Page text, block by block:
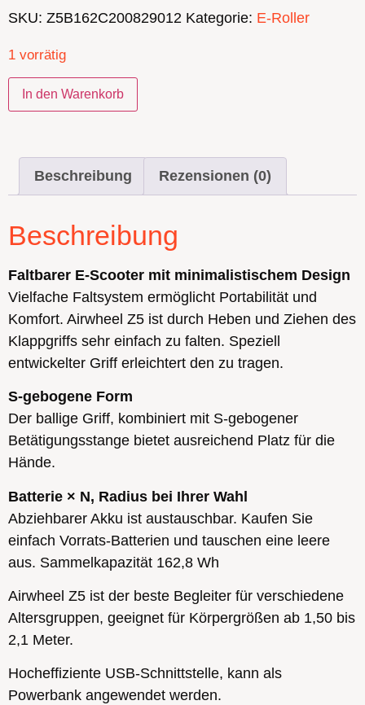
SKU: Z5B162C200829012 Kategorie: E-Roller
1 vorrätig
In den Warenkorb
Beschreibung Rezensionen (0)
Beschreibung
Faltbarer E-Scooter mit minimalistischem Design
Vielfache Faltsystem ermöglicht Portabilität und
Komfort. Airwheel Z5 ist durch Heben und Ziehen des
Klappgriffs sehr einfach zu falten. Speziell
entwickelter Griff erleichtert den zu tragen.
S-gebogene Form
Der ballige Griff, kombiniert mit S-gebogener
Betätigungsstange bietet ausreichend Platz für die
Hände.
Batterie × N, Radius bei Ihrer Wahl
Abziehbarer Akku ist austauschbar. Kaufen Sie
einfach Vorrats-Batterien und tauschen eine leere
aus. Sammelkapazität 162,8 Wh
Airwheel Z5 ist der beste Begleiter für verschiedene
Altersgruppen, geeignet für Körpergrößen ab 1,50 bis
2,1 Meter.
Hocheffiziente USB-Schnittstelle, kann als
Powerbank angewendet werden.